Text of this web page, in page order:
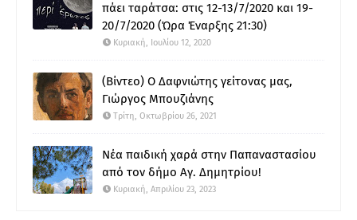
πάει ταράτσα: στις 12-13/7/2020 και 19-
20/7/2020 (Ώρα Έναρξης 21:30)
Κυριακή, Ιουλίου 12, 2020
(Βίντεο) Ο Δαφνιώτης γείτονας μας,
Γιώργος Μπουζιάνης
Τρίτη, Οκτωβρίου 26, 2021
Νέα παιδική χαρά στην Παπαναστασίου
από τον δήμο Αγ. Δημητρίου!
Κυριακή, Απριλίου 23, 2023